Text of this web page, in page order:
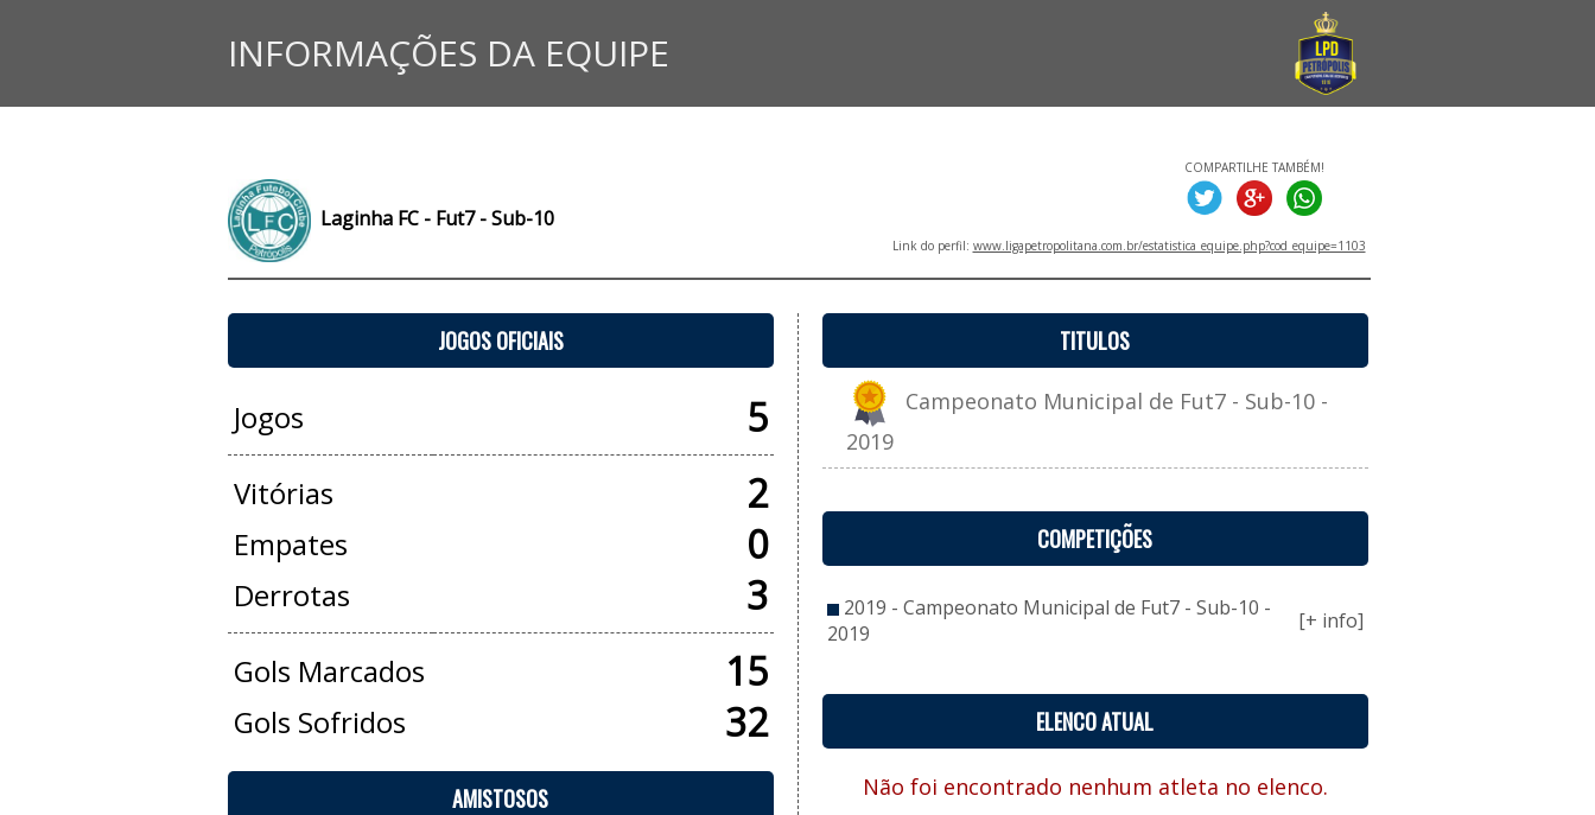
INFORMAÇÕES DA EQUIPE
Laginha FC - Fut7 - Sub-10
COMPARTILHE TAMBÉM!
Link do perfil: www.ligapetropolitana.com.br/estatistica_equipe.php?cod_equipe=1103
JOGOS OFICIAIS
Jogos 5
Vitórias 2
Empates 0
Derrotas 3
Gols Marcados 15
Gols Sofridos 32
AMISTOSOS
TITULOS
Campeonato Municipal de Fut7 - Sub-10 -
2019
COMPETIÇÕES
2019 - Campeonato Municipal de Fut7 - Sub-10 -
2019
[+ info]
ELENCO ATUAL
Não foi encontrado nenhum atleta no elenco.